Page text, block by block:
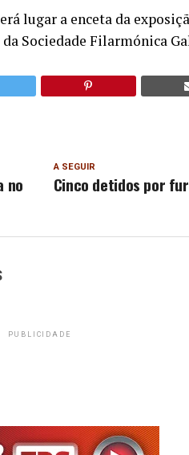
lugar a enceta da
Sociedade Filarmónica
A SEGUIR
Cinco detidos por
no
PUBLICIDADE